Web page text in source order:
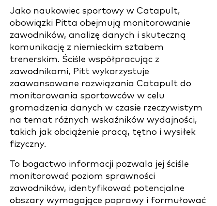
Jako naukowiec sportowy w Catapult,
obowiązki Pitta obejmują monitorowanie
zawodników, analizę danych i skuteczną
komunikację z niemieckim sztabem
trenerskim. Ściśle współpracując z
zawodnikami, Pitt wykorzystuje
zaawansowane rozwiązania Catapult do
monitorowania sportowców w celu
gromadzenia danych w czasie rzeczywistym
na temat różnych wskaźników wydajności,
takich jak obciążenie pracą, tętno i wysiłek
fizyczny.
To bogactwo informacji pozwala jej ściśle
monitorować poziom sprawności
zawodników, identyfikować potencjalne
obszary wymagające poprawy i formułować